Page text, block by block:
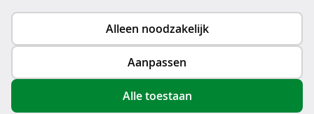
Copyright © 2026
privacy- en cookiebeleid
Alleen noodzakelijk
Aanpassen
Alle toestaan